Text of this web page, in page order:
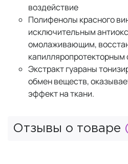
воздействие
Полифенолы красного
исключительным
омолаживающим,
капилляропротекторным
Экстракт гуараны
обмен веществ,
эффект на ткани.
Отзывы о товаре